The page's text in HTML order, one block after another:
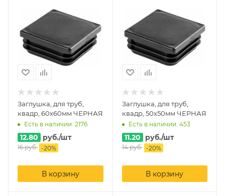
Заглушка, для труб,
квадр, 60х60мм ЧЕРНАЯ
Есть в наличии: 2176
12.80 руб./шт
16руб. -20%
В корзину
Заглушка, для труб,
квадр, 50х50мм ЧЕРНАЯ
Есть в наличии: 453
11.20 руб./шт
14руб. -20%
В корзину